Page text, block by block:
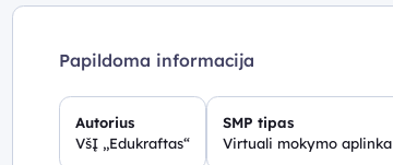
Papildoma informacija
Autorius
VšĮ „Edukraftas“
SMP tipas
Virtuali mokymo aplinka